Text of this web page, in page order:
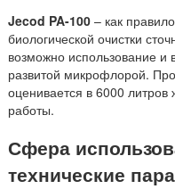
Jecod PA-100 – как
биологической очистки
возможно использование и
развитой микрофлорой.
оценивается в 6000 литров
работы.
Сфера
технические